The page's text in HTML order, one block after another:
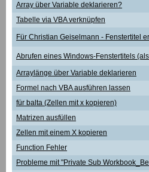
Array über Variable deklarieren?
Tabelle via VBA verknüpfen
Für Christian Geiselmann - Fenstertitel
Abrufen eines Windows-Fenstertitels
Arraylänge über Variable deklarieren
Formel nach VBA ausführen lassen
für balta (Zellen mit x kopieren)
Matrizen ausfüllen
Zellen mit einem X kopieren
Function Fehler
Probleme mit "Private Sub